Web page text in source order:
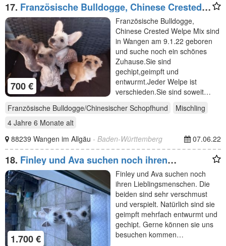
17. Französische Bulldogge, Chinese Crested
Welpe Mix sind
700 €
Französische Bulldogge,
Chinese Crested Welpe Mix sind
in Wangen am 9.1.22 geboren
und suche noch ein schönes
Zuhause.Sie sind
gechipt,geimpft und
entwurmt.Jeder Welpe ist
verschieden.Sie sind soweit…
Französische Bulldogge/Chinesischer Schopfhund
Mischling
4 Jahre 6 Monate alt
88239 Wangen im Allgäu - Baden-Württemberg 07.06.22
18. Finley und Ava suchen noch ihren
Lieblingsmenschen. Die
1.700 €
Finley und Ava suchen noch
ihren Lieblingsmenschen. Die
beiden sind sehr verschmust
und verspielt. Natürlich sind sie
geimpft mehrfach entwurmt und
gechipt. Gerne können sie uns
besuchen kommen…